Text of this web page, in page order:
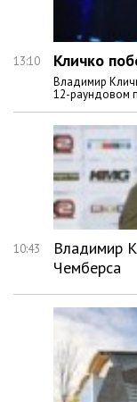
13:10 Кличко
Владимир
12-раундовом
10:43
Владимир
Чемберса